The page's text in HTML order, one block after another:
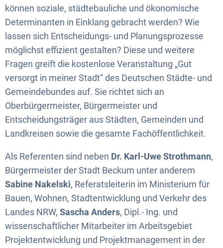
können soziale, städtebauliche und ökonomische
Determinanten in Einklang gebracht werden? Wie
lassen sich Entscheidungs- und Planungsprozesse
möglichst effizient gestalten? Diese und weitere
Fragen greift die kostenlose Veranstaltung „Gut
versorgt in meiner Stadt“ des Deutschen Städte- und
Gemeindebundes auf. Sie richtet sich an
Oberbürgermeister, Bürgermeister und
Entscheidungsträger aus Städten, Gemeinden und
Landkreisen sowie die gesamte Fachöffentlichkeit.
Als Referenten sind neben Dr. Karl-Uwe Strothmann,
Bürgermeister der Stadt Beckum unter anderem
Sabine Nakelski, Referatsleiterin im Ministerium für
Bauen, Wohnen, Stadtentwicklung und Verkehr des
Landes NRW, Sascha Anders, Dipl.- Ing. und
wissenschaftlicher Mitarbeiter im Arbeitsgebiet
Projektentwicklung und Projektmanagement in der